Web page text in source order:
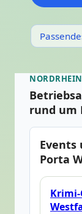
rund um
Events
Porta